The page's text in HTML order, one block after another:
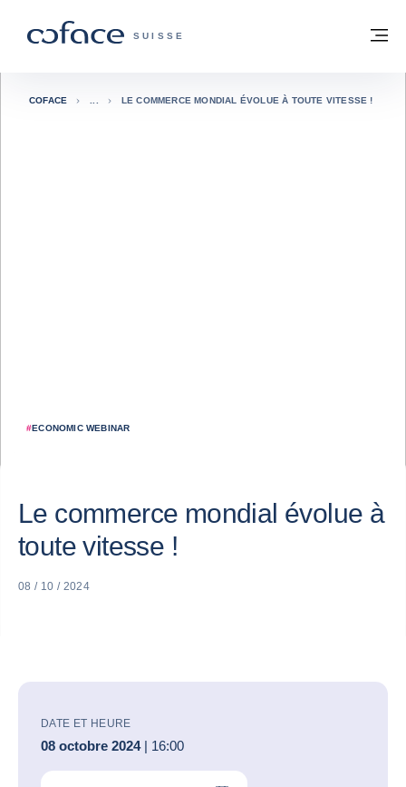
COFACE, FOR TRADE - PAGE
SUISSE
Retour à la page d'accueil
#ECONOMIC WEBINAR
COFACE LE COMMERCE MONDIAL ÉVOLUE À TOUTE VITESSE !
Le commerce mondial évolue à
toute vitesse !
08 / 10 / 2024
DATE ET HEURE
08 octobre 2024| 16:00